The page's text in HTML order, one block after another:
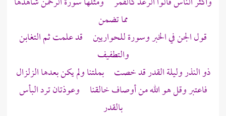
مما تضمن
قول الجن في الخبر وسورة للحواريين قد علمت ثم التغابن
والتطفيف
ذو النذر وليلة القدر قد خصت بملتنا ولم يكن بعدها الزلزال
فاعتبر وقل هو الله من أوصاف خالقنا وعوذتان ترد البأس
بالقدر